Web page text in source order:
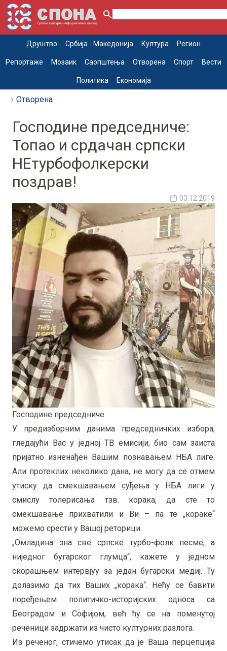
Друштво Србија - Македонија Култура Регион
Репортаже Мозаик Саопштења Отворена Спорт Вести
Политика Економија
Отворена
Господине председниче:
Топао и срдачан српски
НЕтурбофолкерски
поздрав!
03.12.2019
Господине председниче.
У предизборним данима председничких избора,
гледајући Вас у једној ТВ емисији, био сам заиста
пријатно изненађен Вашим познавањем НБА лиге.
Али протеклих неколико дана, не могу да се отмем
утиску да смекшавањем суђења у НБА лиги у
смислу толерисања тзв. корака, да сте то
смекшавање прихватили и Ви – па те „кораке“
можемо срести у Вашој реторици.
„Омладина зна све српске турбо-фолк песме, а
ниједног бугарског глумца“, кажете у једном
скорашњем интервјуу за један бугарски медиј. Ту
долазимо да тих Ваших „корака“. Нећу се бавити
поређењем политичко-историјских односа са
Београдом и Софијом, већ ћу се на поменутој
реченици задржати из чисто културних разлога.
Из реченог, стичемо утисак да је Ваша перцепција